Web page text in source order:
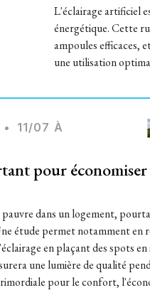
L'éclairage artificiel
énergétique. Cette
ampoules efficaces,
une utilisation
•
11/07 À
pour
dans un logement,
étude permet notamment en
en plaçant des spots en
une lumière de qualité
pour le confort,